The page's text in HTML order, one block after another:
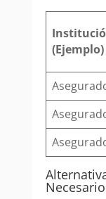
(Ejemplo)
Necesario